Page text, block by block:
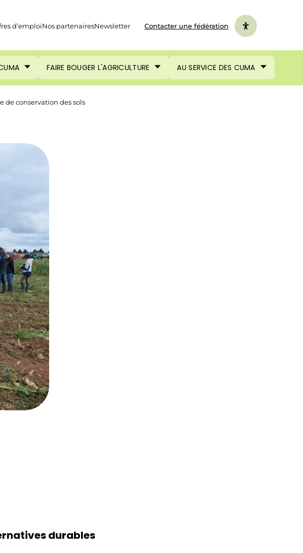
d’emploiNos partenairesNewsletter Contacter une fédération
FAIRE BOUGER L'AGRICULTURE AU SERVICE DES CUMA
de conservation des sols
durables